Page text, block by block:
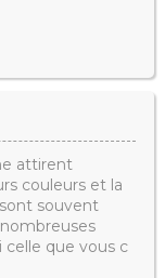
attirent
couleurs et la
souvent
celle que vous c